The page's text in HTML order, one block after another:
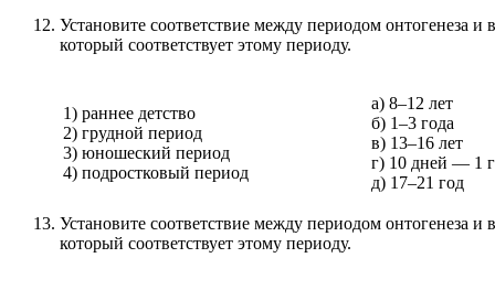
Установите соответствие между периодом онтогенеза и
который соответствует этому периоду.
1) раннее детство
2) грудной период
3) юношеский период
4) подростковый период
а) 8–12 лет
б) 1–3 года
в) 13–16 лет
г) 10 дней — 1
д) 17–21 год
Установите соответствие между периодом онтогенеза и
который соответствует этому периоду.